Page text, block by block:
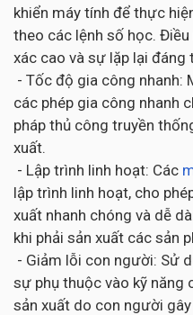
khiển máy tính để thực
theo các lệnh số học.
xác cao và sự lặp lại đáng
- Tốc độ gia công nhanh:
các phép gia công nhanh
pháp thủ công truyền
xuất.
- Lập trình linh hoạt: Các
lập trình linh hoạt, cho
xuất nhanh chóng và dễ
khi phải sản xuất các sản
- Giảm lỗi con người: Sử
sự phụ thuộc vào kỹ năng
sản xuất do con người gây